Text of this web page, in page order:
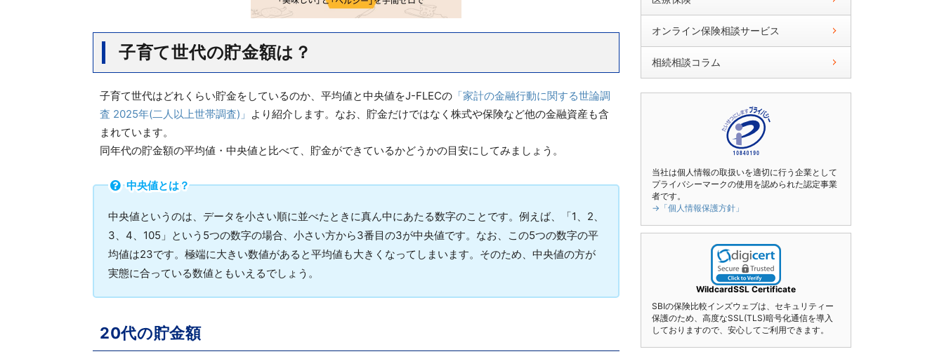
子育て世代の貯金額は？
子育て世代はどれくらい貯金をしているのか、平均値と中央値をJ-FLECの 「家計の金融行動に関する世論調
査 2025年(二人以上世帯調査)」 より紹介します。なお、貯金だけではなく株式や保険など他の金融資産も含
まれています。
同年代の貯金額の平均値・中央値と比べて、貯金ができているかどうかの目安にしてみましょう。
中央値とは？
中央値というのは、データを小さい順に並べたときに真ん中にあたる数字のことです。例えば、「1、2、
3、4、105」という5つの数字の場合、小さい方から3番目の3が中央値です。なお、この5つの数字の平
均値は23です。極端に大きい数値があると平均値も大きくなってしまいます。そのため、中央値の方が
実態に合っている数値ともいえるでしょう。
20代の貯金額
オンライン保険相談サービス
相続相談コラム
当社は個人情報の取扱いを適切に行う企業として
プライバシーマークの使用を認められた認定事業
者です。
→「個人情報保護方針」
WildcardSSL Certificate
SBIの保険比較インズウェブは、セキュリティー
保護のため、高度なSSL(TLS)暗号化通信を導入
しておりますので、安心してご利用できます。